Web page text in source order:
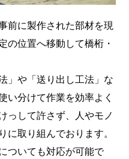
前に製作された部材を現
の位置へ移動して橋桁・
」や「送り出し工法」な
い分けて作業を効率よく
っして許さず、人やモノ
取り組んでおります。
ついても対応が可能で